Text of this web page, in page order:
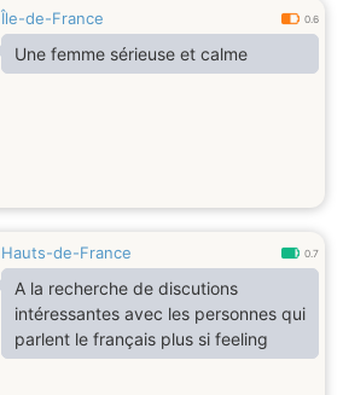
Île-de-France 0.6
Une femme sérieuse et calme
Hauts-de-France 0.7
A la recherche de discutions
intéressantes avec les personnes qui
parlent le français plus si feeling